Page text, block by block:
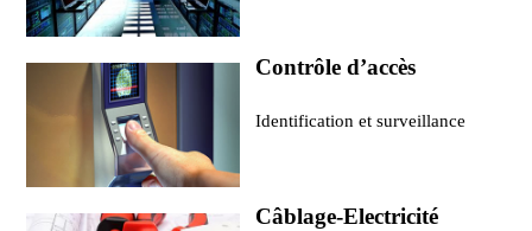
Contrôle d’accès
Identification et surveillance
Câblage-Electricité